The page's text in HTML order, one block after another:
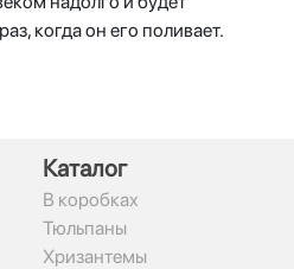
когда он его поливает.
Каталог
В коробках
Тюльпаны
Хризантемы